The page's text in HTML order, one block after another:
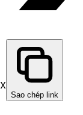
X
Sao chép link